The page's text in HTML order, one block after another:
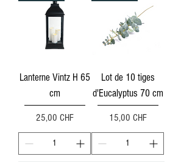
Lanterne Vintz H 65
cm
Цена
25,00 CHF
Lot de 10 tiges
d'Eucalyptus 70 cm
Цена
15,00 CHF